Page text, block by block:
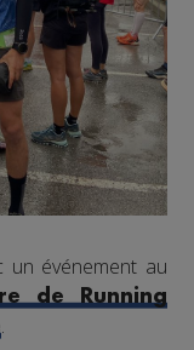
un événement au
de Running
.